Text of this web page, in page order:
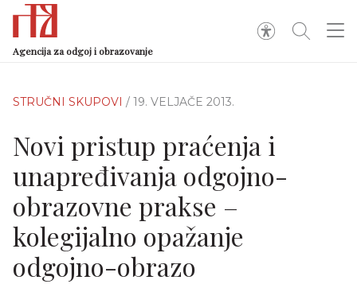
Agencija za odgoj i obrazovanje
STRUČNI SKUPOVI / 19. VELJAČE 2013.
Novi pristup praćenja i
unapređivanja odgojno-
obrazovne prakse –
kolegijalno opažanje
odgojno-obrazo